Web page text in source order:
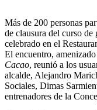
Más de 200 personas
de clausura del curso de
celebrado en el
El encuentro,
Cacao, reunió a los
alcalde, Alejandro
Sociales, Dimas
entrenadores de la